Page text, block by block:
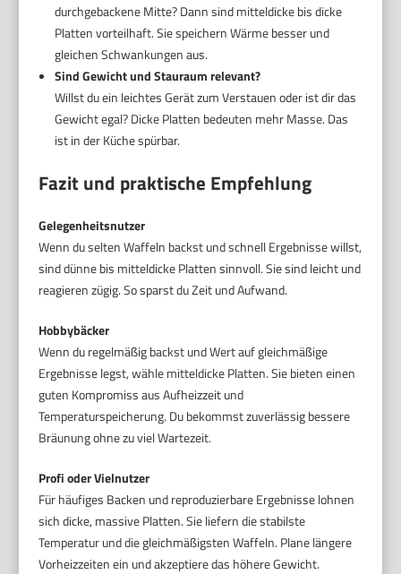
durchgebackene Mitte? Dann sind mitteldicke bis dicke
Platten vorteilhaft. Sie speichern Wärme besser und
gleichen Schwankungen aus.
Sind Gewicht und Stauraum relevant?
Willst du ein leichtes Gerät zum Verstauen oder ist dir das
Gewicht egal? Dicke Platten bedeuten mehr Masse. Das
ist in der Küche spürbar.
Fazit und praktische Empfehlung
Gelegenheitsnutzer
Wenn du selten Waffeln backst und schnell Ergebnisse willst,
sind dünne bis mitteldicke Platten sinnvoll. Sie sind leicht und
reagieren zügig. So sparst du Zeit und Aufwand.
Hobbybäcker
Wenn du regelmäßig backst und Wert auf gleichmäßige
Ergebnisse legst, wähle mitteldicke Platten. Sie bieten einen
guten Kompromiss aus Aufheizzeit und
Temperaturspeicherung. Du bekommst zuverlässig bessere
Bräunung ohne zu viel Wartezeit.
Profi oder Vielnutzer
Für häufiges Backen und reproduzierbare Ergebnisse lohnen
sich dicke, massive Platten. Sie liefern die stabilste
Temperatur und die gleichmäßigsten Waffeln. Plane längere
Vorheizzeiten ein und akzeptiere das höhere Gewicht.